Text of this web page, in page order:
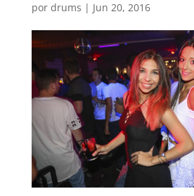
por drums | Jun 20, 2016